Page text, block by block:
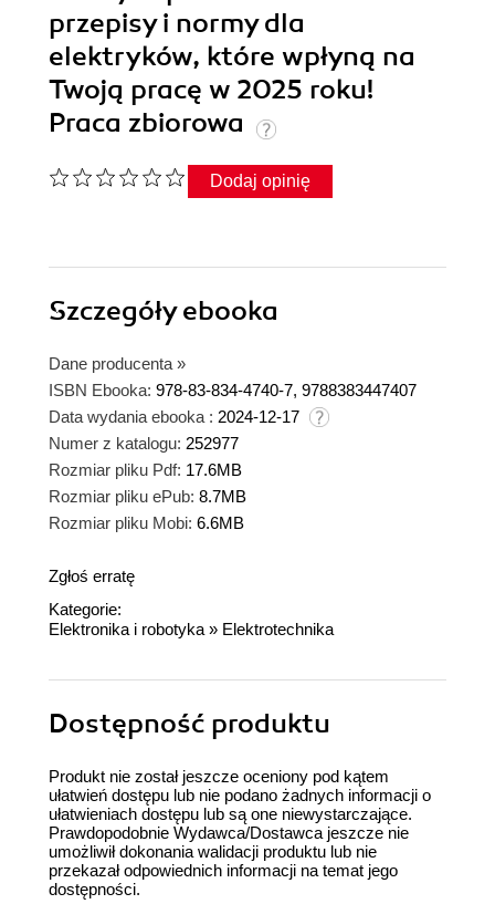
przepisy i normy dla
elektryków, które wpłyną na
Twoją pracę w 2025 roku!
Praca zbiorowa
Dodaj opinię
Szczegółyebooka
Dane producenta »
ISBN Ebooka: 978-83-834-4740-7, 9788383447407
Data wydania ebooka : 2024-12-17
Numer z katalogu: 252977
Rozmiar pliku Pdf: 17.6MB
Rozmiar pliku ePub: 8.7MB
Rozmiar pliku Mobi: 6.6MB
Zgłoś erratę
Kategorie:
Elektronika i robotyka» Elektrotechnika
Dostępność produktu
Produkt nie został jeszcze oceniony pod kątem
ułatwień dostępu lub nie podano żadnych informacji o
ułatwieniach dostępu lub są one niewystarczające.
Prawdopodobnie Wydawca/Dostawca jeszcze nie
umożliwił dokonania walidacji produktu lub nie
przekazał odpowiednich informacji na temat jego
dostępności.